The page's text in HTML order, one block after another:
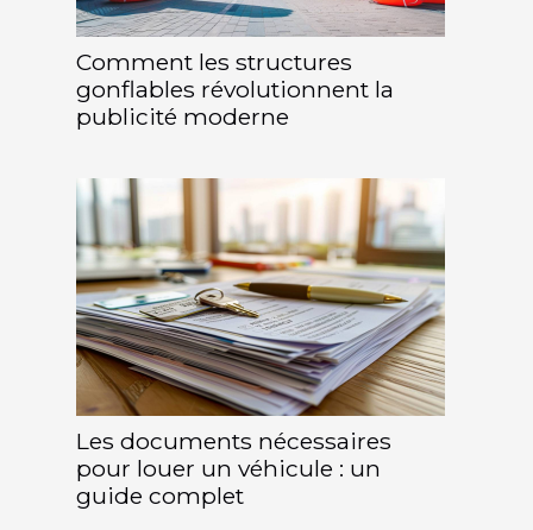
Comment les structures
gonflables révolutionnent la
publicité moderne
Les documents nécessaires
pour louer un véhicule : un
guide complet